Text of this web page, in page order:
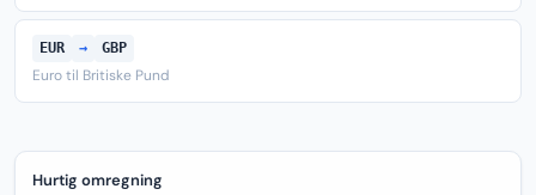
EUR → GBP
Euro til Britiske Pund
Hurtig omregning